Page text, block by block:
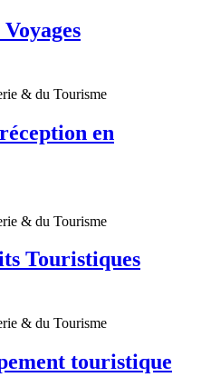
& du Tourisme
en
& du Tourisme
Touristiques
& du Tourisme
touristique